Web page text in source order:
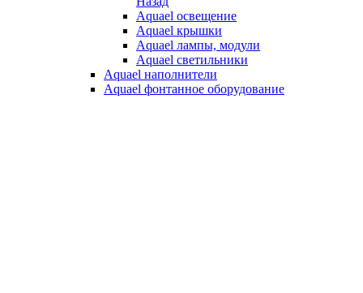
Aquael освещение
Aquael крышки
Aquael лампы, модули
Aquael светильники
Aquael наполнители
Aquael фонтанное оборудование